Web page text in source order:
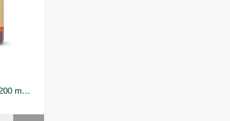
Solgar Alpha Lipoic Acid 200 mg 50 Kapsül